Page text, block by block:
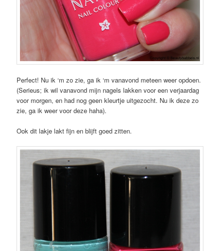
Perfect! Nu ik ‘m zo zie, ga ik ‘m vanavond meteen weer opdoen.
(Serieus; ik wil vanavond mijn nagels lakken voor een verjaardag
voor morgen, en had nog geen kleurtje uitgezocht. Nu ik deze zo
zie, ga ik weer voor deze haha).
Ook dit lakje lakt fijn en blijft goed zitten.